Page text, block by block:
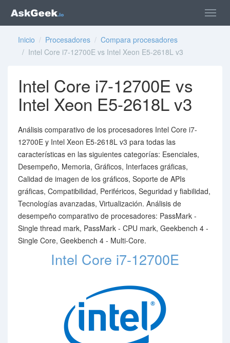
Inicio / Procesadores / Compara procesadores
/ Intel Core i7-12700E vs Intel Xeon E5-2618L v3
Intel Core i7-12700E vs
Intel Xeon E5-2618L v3
Análisis comparativo de los procesadores Intel Core i7-
12700E y Intel Xeon E5-2618L v3 para todas las
características en las siguientes categorías: Esenciales,
Desempeño, Memoria, Gráficos, Interfaces gráficas,
Calidad de imagen de los gráficos, Soporte de APIs
gráficas, Compatibilidad, Periféricos, Seguridad y fiabilidad,
Tecnologías avanzadas, Virtualización. Análisis de
desempeño comparativo de procesadores: PassMark -
Single thread mark, PassMark - CPU mark, Geekbench 4 -
Single Core, Geekbench 4 - Multi-Core.
Intel Core i7-12700E